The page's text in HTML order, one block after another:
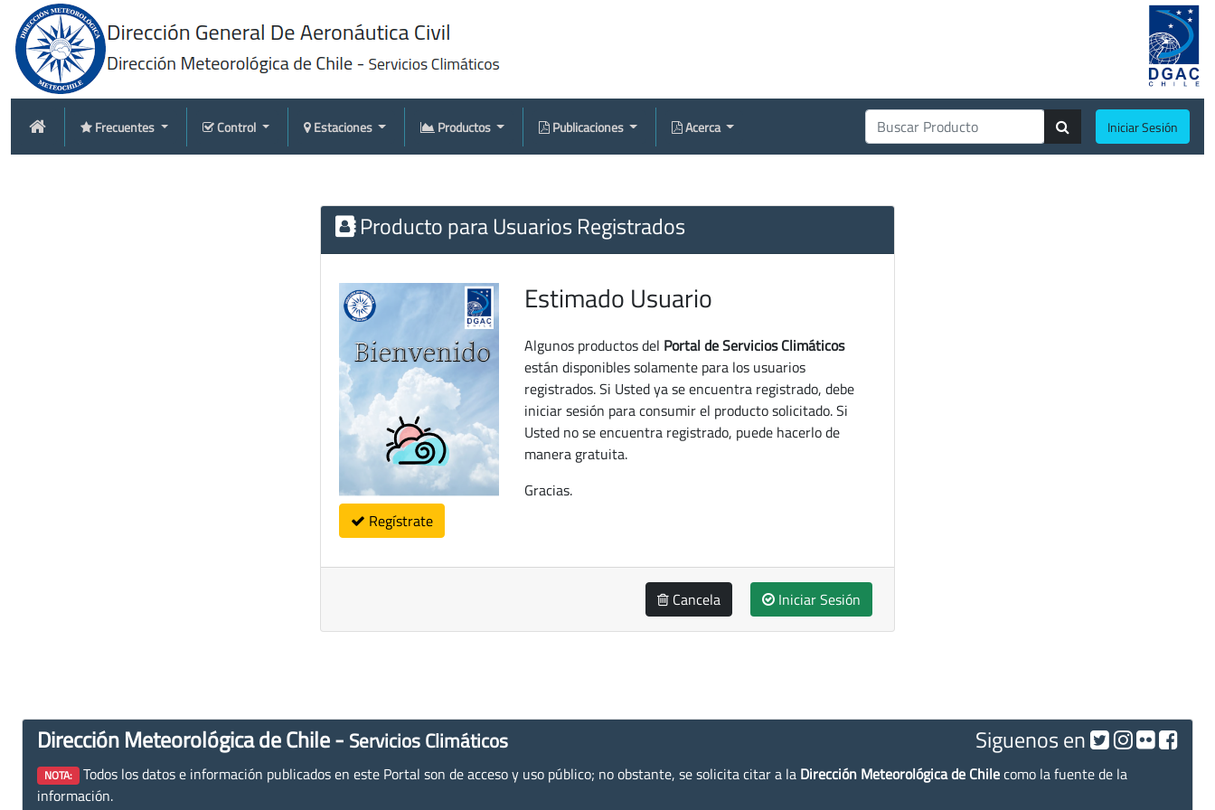
Frecuentes Control Estaciones Productos Publicaciones Acerca Iniciar Sesión
Producto para Usuarios Registrados
Regístrate
Estimado Usuario
Algunos productos del Portal de Servicios Climáticos
están disponibles solamente para los usuarios
registrados. Si Usted ya se encuentra registrado, debe
iniciar sesión para consumir el producto solicitado. Si
Usted no se encuentra registrado, puede hacerlo de
manera gratuita.
Gracias.
Cancela Iniciar Sesión
Dirección Meteorológica de Chile - Servicios Climáticos Siguenos en
NOTA: Todos los datos e información publicados en este Portal son de acceso y uso público; no obstante, se solicita citar a la Dirección Meteorológica de Chilecomo la fuente de la
información.